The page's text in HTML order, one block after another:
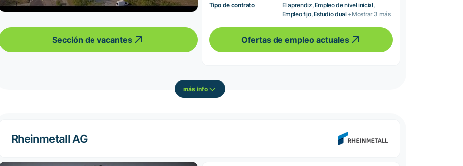
Sección de vacantes
Tipo de contrato
El aprendiz, Empleo de nivel inicial,
Empleo fijo, Estudio dual +Mostrar 3 más
Ofertas de empleo actuales
más info
Rheinmetall AG